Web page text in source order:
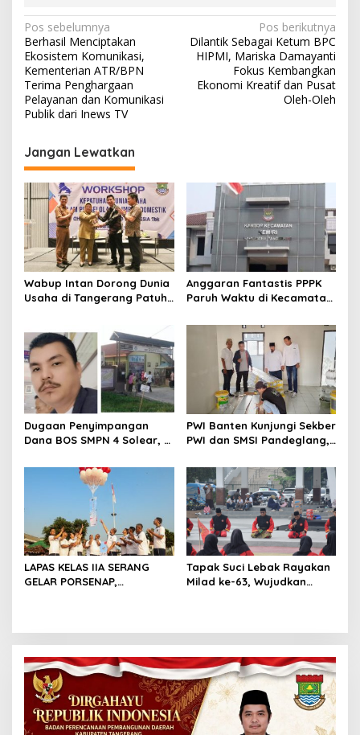
N
a
v
i
g
a
s
i
p
o
s
Pos sebelumnya
Berhasil Menciptakan
Ekosistem Komunikasi,
Kementerian ATR/BPN
Terima Penghargaan
Pelayanan dan Komunikasi
Publik dari Inews TV
Pos berikutnya
Dilantik Sebagai Ketum BPC
HIPMI, Mariska Damayanti
Fokus Kembangkan
Ekonomi Kreatif dan Pusat
Oleh-Oleh
Jangan Lewatkan
Wabup Intan Dorong Dunia
Usaha di Tangerang Patuh
Anggaran Fantastis PPPK
Paruh Waktu di Kecamatan
Kaperwil Banten Soroti
Minim Transparansi
Dugaan Penyimpangan
Dana BOS SMPN 4 Solear, L
Janggal Hingga Ratusan
PWI Banten Kunjungi Sekber
PWI dan SMSI Pandeglang,
Konferensi Organisasi
LAPAS KELAS IIA SERANG
GELAR PORSENAP,
Tapak Suci Lebak Rayakan
Milad ke-63, Wujudkan